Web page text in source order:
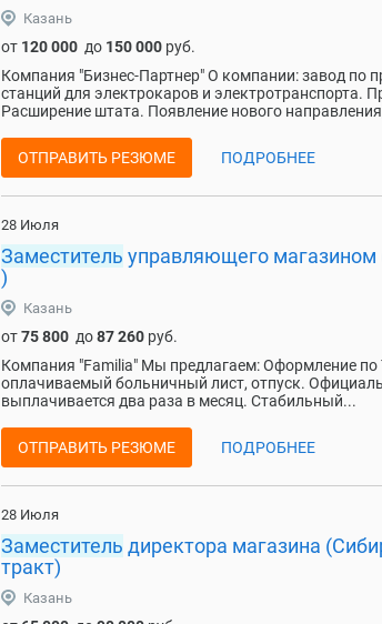
Казань
от 120 000 до 150 000 руб.
Компания "Бизнес-Партнер" О компании: завод по
станций для электрокаров и электротранспорта.
Расширение штата. Появление нового
ОТПРАВИТЬ РЕЗЮМЕ ПОДРОБНЕЕ
28 Июля
Заместитель управляющего магазином
)
Казань
от75 800 до87 260 руб.
Компания "Familia" Мы предлагаем: Оформление по
оплачиваемый больничный лист, отпуск.
выплачивается два раза в месяц. Стабильный...
ОТПРАВИТЬ РЕЗЮМЕ ПОДРОБНЕЕ
28 Июля
Заместитель директора магазина
тракт)
Казань